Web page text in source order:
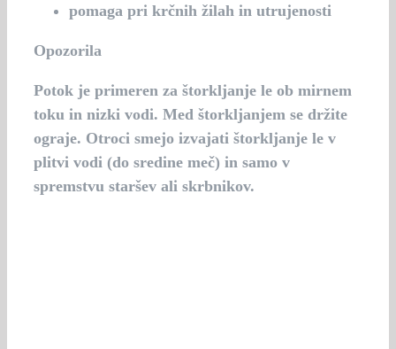
pomaga pri krčnih žilah in utrujenosti
Opozorila
Potok je primeren za štorkljanje le ob mirnem
toku in nizki vodi. Med štorkljanjem se držite
ograje. Otroci smejo izvajati štorkljanje le v
plitvi vodi (do sredine meč) in samo v
spremstvu staršev ali skrbnikov.